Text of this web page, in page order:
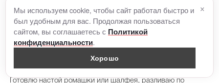
травяного льда
Елизавета Боярская
Готовлю настой ромашки или шалфея, разливаю по
Мы используем cookie, чтобы сайт работал быстро и
был удобным для вас. Продолжая пользоваться
сайтом, вы соглашаетесь с Политикой
конфиденциальности.
Хорошо
×